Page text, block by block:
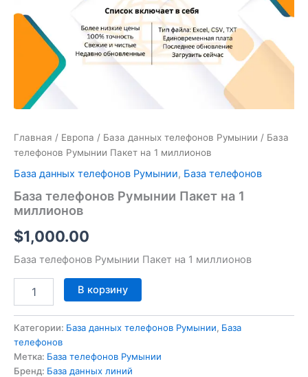
Главная / Европа / База данных телефонов Румынии / База
телефонов Румынии Пакет на 1 миллионов
База данных телефонов Румынии, База телефонов
База телефонов Румынии Пакет на 1
миллионов
$1,000.00
База телефонов Румынии Пакет на 1 миллионов
на
миллионов
В корзину
Категории: База данных телефонов Румынии, База
телефонов
Метка: База телефонов Румынии
Бренд: База данных линий